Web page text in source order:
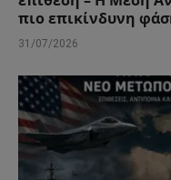
πιο επικίνδυνη
31/07/2026